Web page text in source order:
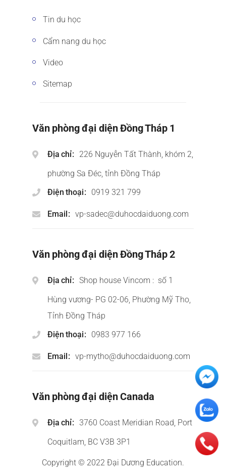
Tin du học
Cẩm nang du học
Video
Sitemap
Văn phòng đại diện Đồng Tháp 1
Địa chỉ
226 Nguyễn Tất Thành, khóm 2,
phường Sa Đéc, tỉnh Đồng Tháp
Điện thoại
0919 321 799
Email vp-sadec@duhocdaiduong.com
Văn phòng đại diện Đồng Tháp 2
Địa chỉ
Shop house Vincom : số 1
Hùng vương- PG 02-06, Phường Mỹ Tho,
Tỉnh Đồng Tháp
Điện thoại
0983 977 166
Email vp-mytho@duhocdaiduong.com
Văn phòng đại diện Canada
Địa chỉ
3760 Coast Meridian Road, Port
Coquitlam, BC V3B 3P1
Copyright © 2022 Đại Dương Education.